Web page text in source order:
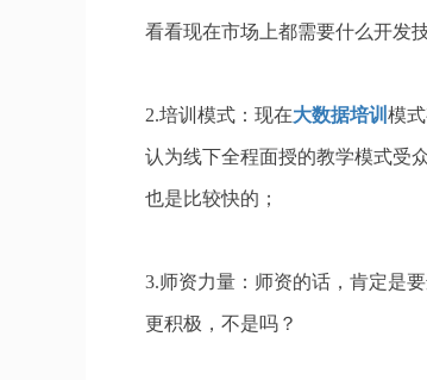
看看现在市场上都需要什么开发
2.培训模式：现在大数据培训 模
认为线下全程面授的教学模式受
也是比较快的；
3.师资力量：师资的话，肯定是
更积极，不是吗？